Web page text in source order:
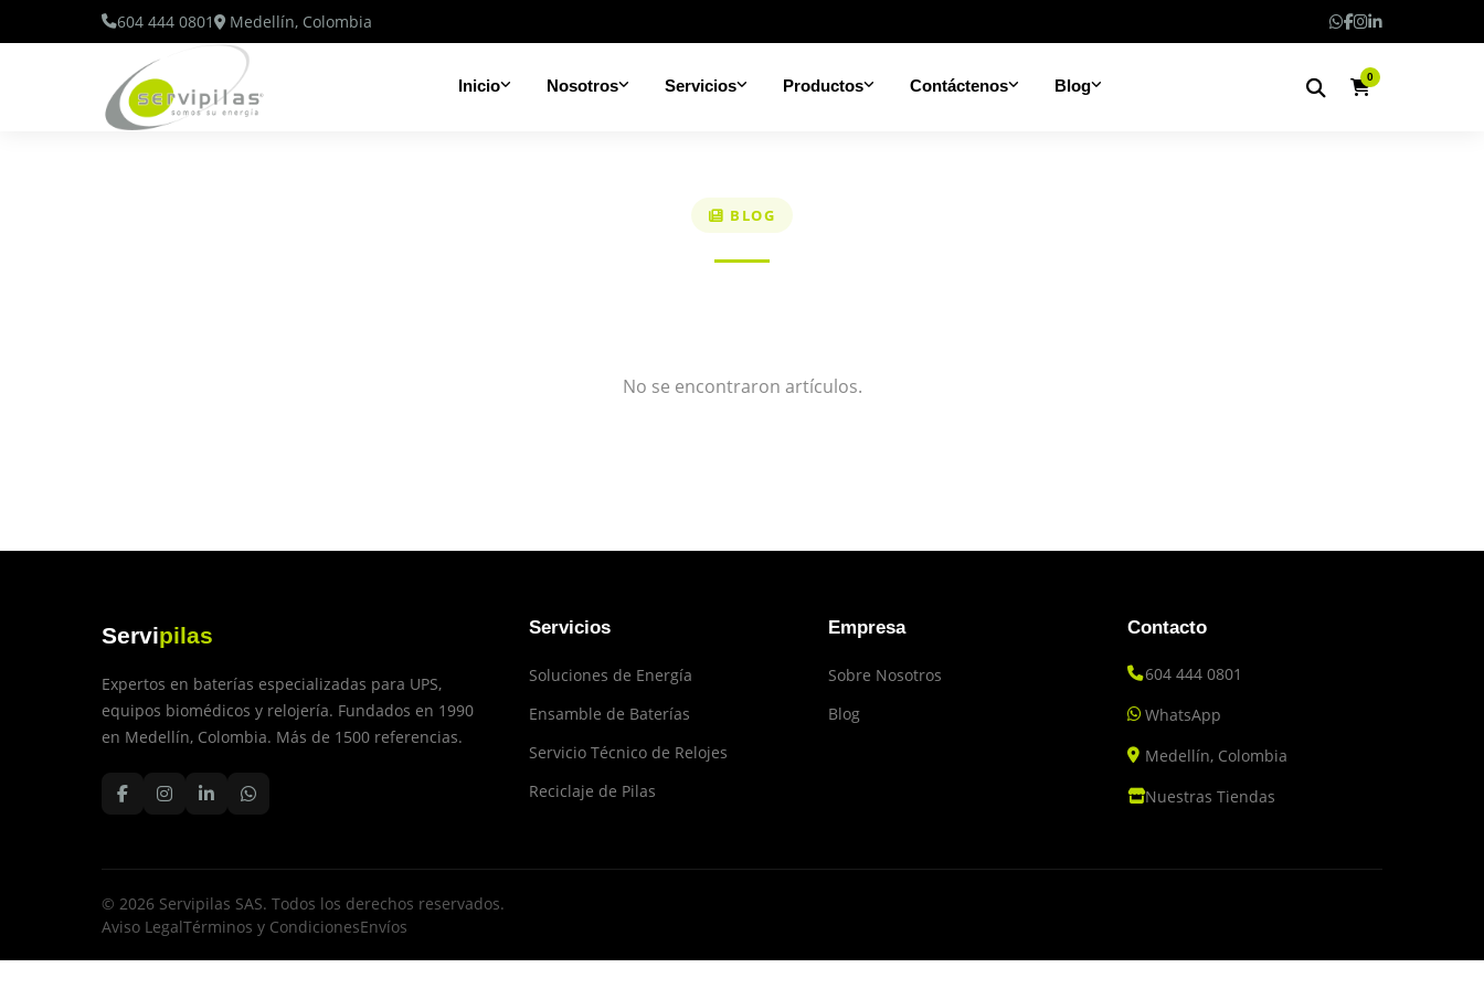
604 444 0801 Medellín, Colombia
Inicio Nosotros Servicios Productos Contáctenos Blog 0
BLOG
No se encontraron artículos.
Servipilas
Expertos en baterías especializadas para UPS,
equipos biomédicos y relojería. Fundados en 1990
en Medellín, Colombia. Más de 1500 referencias.
Servicios
Soluciones de Energía
Ensamble de Baterías
Servicio Técnico de Relojes
Reciclaje de Pilas
Empresa
Sobre Nosotros
Blog
Contacto
604 444 0801
WhatsApp
Medellín, Colombia
Nuestras Tiendas
© 2026 Servipilas SAS. Todos los derechos reservados.
Aviso LegalTérminos y CondicionesEnvíos